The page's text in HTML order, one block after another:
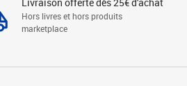
Hors livres et hors produits
marketplace